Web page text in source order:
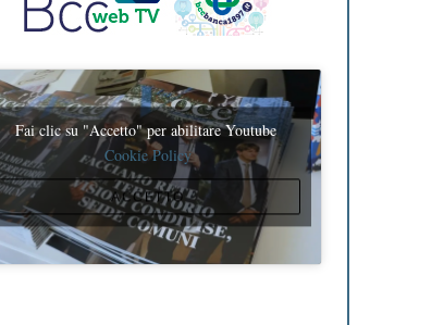
Fai clic su "Accetto" per abilitare Youtube
Cookie Policy
ACCETTO